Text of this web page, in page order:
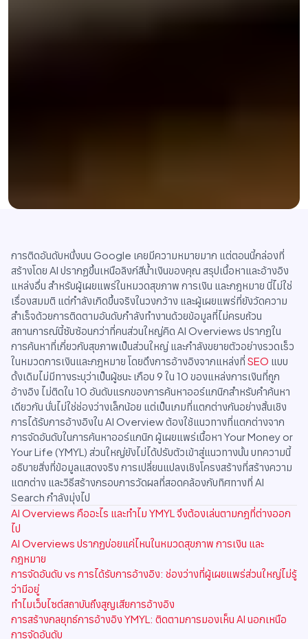
การติดอันดับหนึ่งบน Google เคยมีความหมายมาก แต่ตอนนี้กล่องที่
สร้างโดย AI ปรากฏขึ้นเหนือลิงก์สีน้ำเงินของคุณ สรุปเนื้อหาและอ้างอิง
แหล่งอื่น สำหรับผู้เผยแพร่ในหมวดสุขภาพ การเงิน และกฎหมาย นี่ไม่ใช่
เรื่องสมมติ แต่กำลังเกิดขึ้นจริงในวงกว้าง และผู้เผยแพร่ที่ยังวัดความ
สำเร็จด้วยการติดตามอันดับกำลังทำงานด้วยข้อมูลที่ไม่ครบถ้วน
สถานการณ์นี้ซับซ้อนกว่าที่คนส่วนใหญ่คิด AI Overviews ปรากฏใน
การค้นหาที่เกี่ยวกับสุขภาพเป็นส่วนใหญ่ และกำลังขยายตัวอย่างรวดเร็ว
ในหมวดการเงินและกฎหมาย โดยดึงการอ้างอิงจากแหล่งที่ SEO แบบ
ดั้งเดิมไม่มีทางระบุว่าเป็นผู้ชนะ เกือบ 9 ใน 10 ของแหล่งการเงินที่ถูก
อ้างอิง ไม่ติดใน 10 อันดับแรกของการค้นหาออร์แกนิกสำหรับคำค้นหา
เดียวกัน นั่นไม่ใช่ช่องว่างเล็กน้อย แต่เป็นเกมที่แตกต่างกันอย่างสิ้นเชิง
การได้รับการอ้างอิงใน AI Overview ต้องใช้แนวทางที่แตกต่างจาก
การจัดอันดับในการค้นหาออร์แกนิก ผู้เผยแพร่เนื้อหา Your Money or
Your Life (YMYL) ส่วนใหญ่ยังไม่ได้ปรับตัวเข้าสู่แนวทางนั้น บทความนี้
อธิบายสิ่งที่ข้อมูลแสดงจริง การเปลี่ยนแปลงเชิงโครงสร้างที่สร้างความ
แตกต่าง และวิธีสร้างกรอบการวัดผลที่สอดคล้องกับทิศทางที่ AI
Search กำลังมุ่งไป
AI Overviews คืออะไร และทำไม YMYL จึงต้องเล่นตามกฎที่ต่างออก
ไป
AI Overviews ปรากฏบ่อยแค่ไหนในหมวดสุขภาพ การเงิน และ
กฎหมาย
การจัดอันดับ vs การได้รับการอ้างอิง: ช่องว่างที่ผู้เผยแพร่ส่วนใหญ่ไม่รู้
ว่ามีอยู่
ทำไมเว็บไซต์สถาบันถึงสูญเสียการอ้างอิง
การสร้างกลยุทธ์การอ้างอิง YMYL: ติดตามการมองเห็น AI นอกเหนือ
การจัดอันดับ